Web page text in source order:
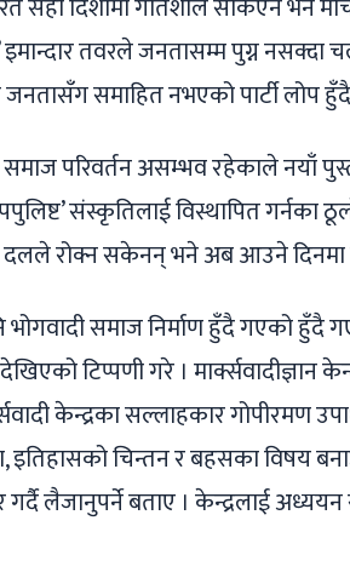
तवरले जनतासम्म पुग्न
समाहित नभएको पार्टी लोप
समाज परिवर्तन असम्भव रहेकाले नयाँ
संस्कृतिलाई विस्थापित
दलले रोक्न सकेनन् भने अब आउने
भोगवादी समाज निर्माण हुँदै गएको
टिप्पणी गरे । मार्क्सवादीज्ञान
केन्द्रका सल्लाहकार गोपीरमण
चिन्तन र बहसका विषय
गर्दै लैजानुपर्ने बताए । केन्द्रलाई